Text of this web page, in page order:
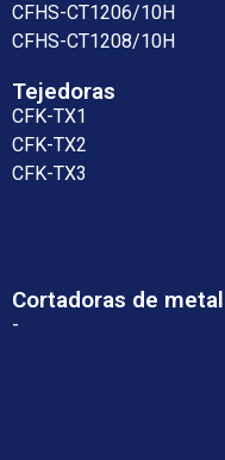
CFHS-CT1206/10H
CFHS-CT1208/10H
Tejedoras
CFK-TX1
CFK-TX2
CFK-TX3
Cortadoras de metal
-